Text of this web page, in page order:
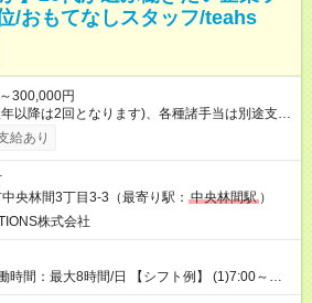
/おもてなしスタッフ/teahs
300,000円
以降は2回となります)、各種諸手当は別途支
ルを考慮し、ご相談の上で決定します。 【試
なし
給あり
央林間3丁目3-3（最寄り駅： 中央林間駅 ）
株式会社
時間：最大8時間/日 【シフト例】 (1)7:00～
(3)13:00～22:00 (4)14:00～23:00